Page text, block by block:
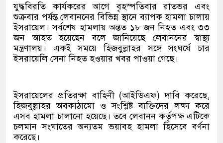
যুদ্ধবিরতি কার্যকরের আগে বৃহস্পতিবার রাতভর এবং
শুক্রবার পর্যন্ত লেবাননের বিভিন্ন স্থানে ব্যাপক হামলা চালায়
ইসরায়েল। সর্বশেষ হামলায় অন্তত ১৮ জন নিহত এবং ৩৩
জন আহত হয়েছেন বলে জানিয়েছে লেবাননের স্বাস্থ্য
মন্ত্রণালয়। একই সময়ে হিজবুল্লাহর সঙ্গে সংঘর্ষে চার
ইসরায়েলি সেনা নিহত হওয়ার খবর পাওয়া গেছে।
ইসরায়েলের প্রতিরক্ষা বাহিনী (আইডিএফ) দাবি করেছে,
হিজবুল্লাহর অবকাঠামো ও সংশ্লিষ্ট ব্যক্তিদের লক্ষ্য করে
এসব হামলা চালানো হয়েছে। তবে লেবানন কর্তৃপক্ষ এটিকে
চলমান সংঘাতের অন্যতম ভয়াবহ হামলা হিসেবে বর্ণনা
করেছে।